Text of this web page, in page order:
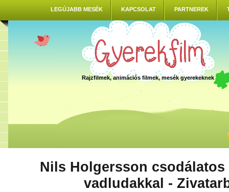
LEGÚJABB MESÉK KAPCSOLAT PARTNEREK
Rajzfilmek, animációs filmek, mesék gyerekeknek
Nils Holgersson csodálatos
vadludakkal -